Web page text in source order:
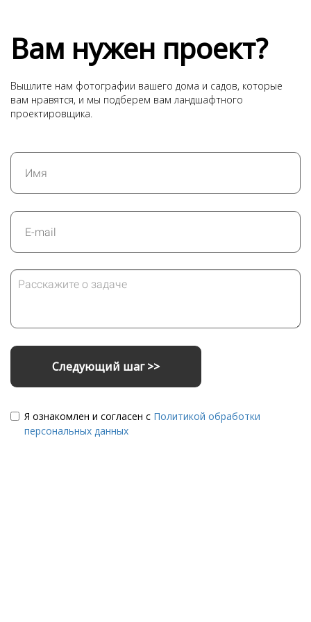
Вам нужен проект?
Вышлите нам фотографии вашего дома и садов, которые
вам нравятся, и мы подберем вам ландшафтного
проектировщика.
Следующий шаг >>
Я ознакомлен и согласен с Политикой обработки
персональных данных